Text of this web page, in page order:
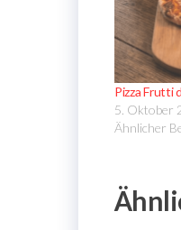
Pizza Frutti
5. Oktober
Ähnlicher